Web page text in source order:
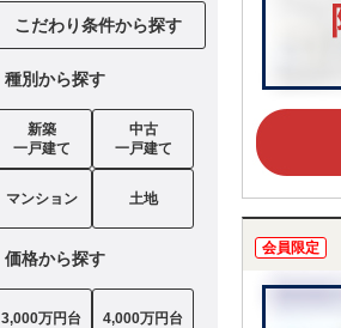
会員限定
こだわり条件から探す
種別から探す
新築
一戸建て
中古
一戸建て
マンション 土地
価格から探す
3,000万円台 4,000万円台